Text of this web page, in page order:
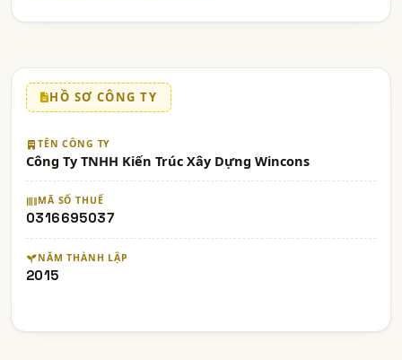
HỒ SƠ CÔNG TY
TÊN CÔNG TY
Công Ty TNHH Kiến Trúc Xây Dựng Wincons
MÃ SỐ THUẾ
0316695037
NĂM THÀNH LẬP
2015